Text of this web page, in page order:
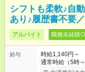
シフトも柔軟♪自
あり♪履歴書不要
アルバイト 職種未経験
給与
時給1,140円～
通常時給（5時
1438円 高校生時給：1140円 【特